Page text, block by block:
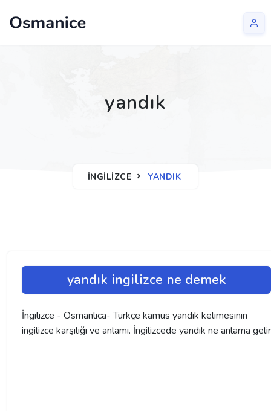
yandık
İNGILIZCE YANDIK
yandık ingilizce ne demek
İngilizce - Osmanlıca- Türkçe kamus yandık kelimesinin
ingilizce karşılığı ve anlamı. İngilizcede yandık ne anlama gelir